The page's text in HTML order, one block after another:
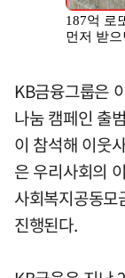
KB금융그룹은
나눔 캠페인 출
이 참석해 이웃
은 우리사회의
사회복지공동
진행된다.